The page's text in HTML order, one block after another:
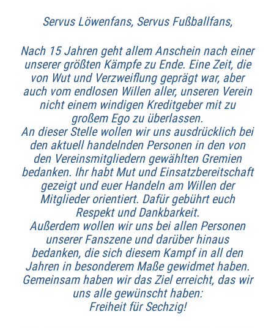
Servus Löwenfans, Servus Fußballfans,
Nach 15 Jahren geht allem Anschein nach einer
unserer größten Kämpfe zu Ende. Eine Zeit, die
von Wut und Verzweiflung geprägt war, aber
auch vom endlosen Willen aller, unseren Verein
nicht einem windigen Kreditgeber mit zu
großem Ego zu überlassen.
An dieser Stelle wollen wir uns ausdrücklich bei
den aktuell handelnden Personen in den von
den Vereinsmitgliedern gewählten Gremien
bedanken. Ihr habt Mut und Einsatzbereitschaft
gezeigt und euer Handeln am Willen der
Mitglieder orientiert. Dafür gebührt euch
Respekt und Dankbarkeit.
Außerdem wollen wir uns bei allen Personen
unserer Fanszene und darüber hinaus
bedanken, die sich diesem Kampf in all den
Jahren in besonderem Maße gewidmet haben.
Gemeinsam haben wir das Ziel erreicht, das wir
uns alle gewünscht haben:
Freiheit für Sechzig!